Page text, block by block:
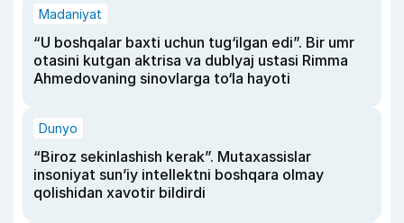
Madaniyat
“U boshqalar baxti uchun tug‘ilgan edi”. Bir umr
otasini kutgan aktrisa va dublyaj ustasi Rimma
Ahmedovaning sinovlarga to‘la hayoti
Dunyo
“Biroz sekinlashish kerak”. Mutaxassislar
insoniyat sun’iy intellektni boshqara olmay
qolishidan xavotir bildirdi